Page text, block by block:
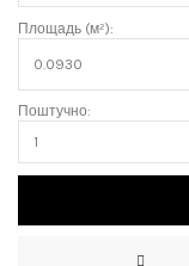
Площадь (м²):
Поштучно: